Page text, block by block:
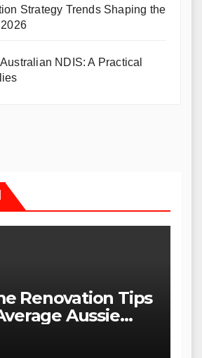
Strategy Trends Shaping the
NDIS: A Practical
Renovation Tips
Aussie